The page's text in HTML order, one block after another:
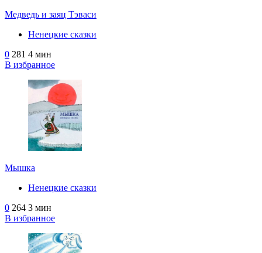
Медведь и заяц Тэваси
Ненецкие сказки
0 281 4 мин
В избранное
Мышка
Ненецкие сказки
0 264 3 мин
В избранное